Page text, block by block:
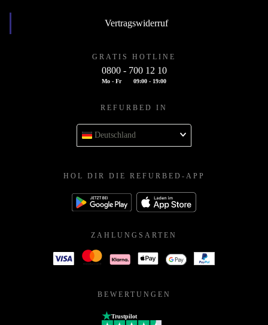
Vertragswiderruf
GRATIS HOTLINE
0800 - 700 12 10
Mo - Fr 09:00 - 19:00
REFURBED IN
Deutschland
HOL DIR DIE REFURBED-APP
ZAHLUNGSARTEN
BEWERTUNGEN
Trustpilot